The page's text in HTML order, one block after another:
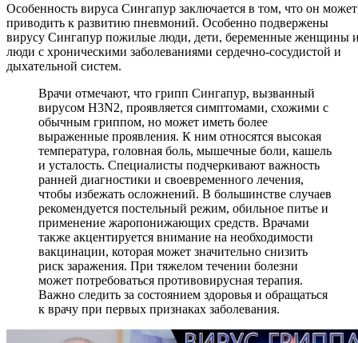
Особенность вируса Сингапур заключается в том, что он может
приводить к развитию пневмоний. Особенно подвержены
вирусу Сингапур пожилые люди, дети, беременные женщины
люди с хроническими заболеваниями сердечно-сосудистой и
дыхательной систем.
Врачи отмечают, что грипп Сингапур, вызванный
вирусом H3N2, проявляется симптомами, схожими с
обычным гриппом, но может иметь более
выраженные проявления. К ним относятся высокая
температура, головная боль, мышечные боли, кашель
и усталость. Специалисты подчеркивают важность
ранней диагностики и своевременного лечения,
чтобы избежать осложнений. В большинстве случаев
рекомендуется постельный режим, обильное питье и
применение жаропонижающих средств. Врачами
также акцентируется внимание на необходимости
вакцинации, которая может значительно снизить
риск заражения. При тяжелом течении болезни
может потребоваться противовирусная терапия.
Важно следить за состоянием здоровья и обращаться
к врачу при первых признаках заболевания.